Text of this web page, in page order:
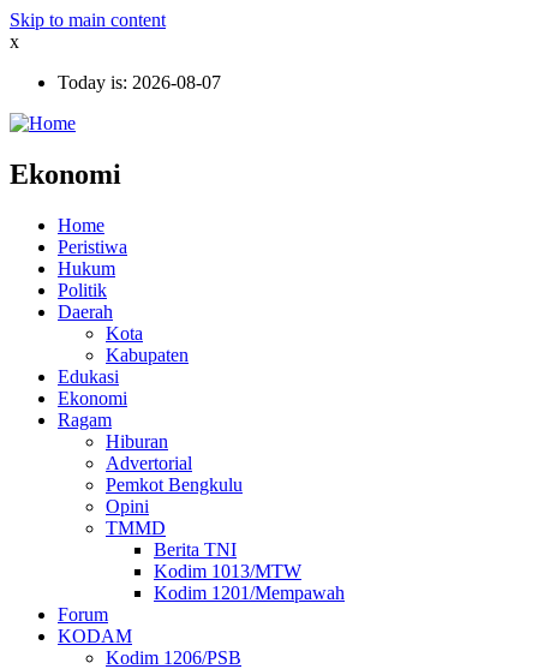
Skip to main content
x
Today is: 2026-08-07
Ekonomi
Home
Peristiwa
Hukum
Politik
Daerah
Kota
Kabupaten
Edukasi
Ekonomi
Ragam
Hiburan
Advertorial
Pemkot Bengkulu
Opini
TMMD
Berita TNI
Kodim 1013/MTW
Kodim 1201/Mempawah
Forum
KODAM
Kodim 1206/PSB